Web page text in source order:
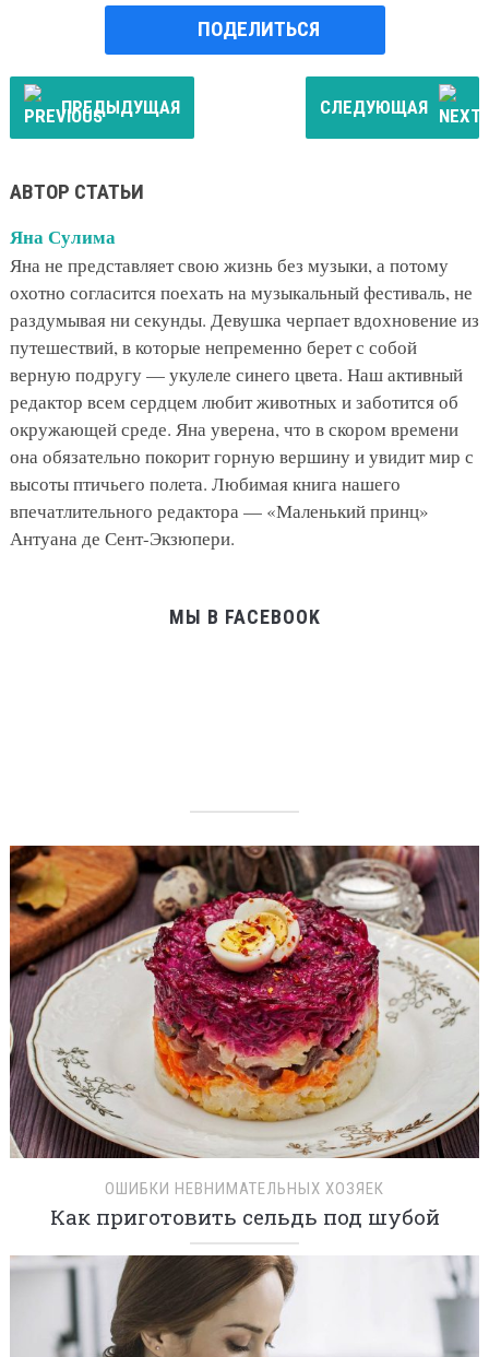
ПОДЕЛИТЬСЯ
ПРЕДЫДУЩАЯ СЛЕДУЮЩАЯ
АВТОР СТАТЬИ
Яна Сулима
Яна не представляет свою жизнь без музыки, а потому
охотно согласится поехать на музыкальный фестиваль, не
раздумывая ни секунды. Девушка черпает вдохновение из
путешествий, в которые непременно берет с собой
верную подругу — укулеле синего цвета. Наш активный
редактор всем сердцем любит животных и заботится об
окружающей среде. Яна уверена, что в скором времени
она обязательно покорит горную вершину и увидит мир с
высоты птичьего полета. Любимая книга нашего
впечатлительного редактора — «Маленький принц»
Антуана де Сент-Экзюпери.
МЫ В FACEBOOK
ОШИБКИ НЕВНИМАТЕЛЬНЫХ ХОЗЯЕК
Как приготовить сельдь под шубой